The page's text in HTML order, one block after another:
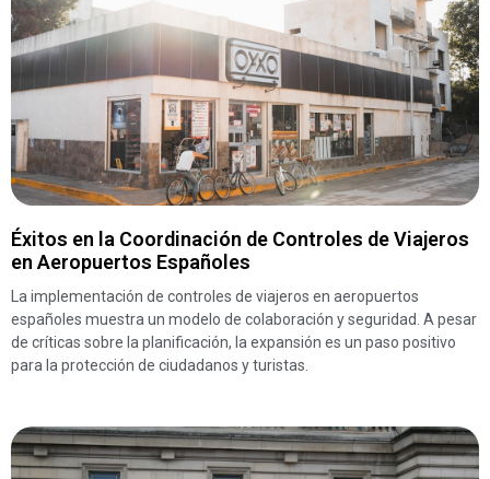
Éxitos en la Coordinación de Controles de Viajeros
en Aeropuertos Españoles
La implementación de controles de viajeros en aeropuertos
españoles muestra un modelo de colaboración y seguridad. A pesar
de críticas sobre la planificación, la expansión es un paso positivo
para la protección de ciudadanos y turistas.